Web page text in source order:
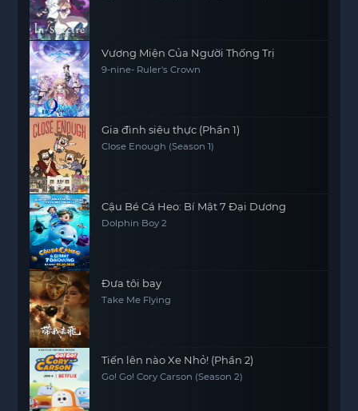
Vương Miện Của Người Thống Trị
9-nine- Ruler's Crown
Gia đình siêu thực (Phần 1)
Close Enough (Season 1)
Cậu Bé Cá Heo: Bí Mật 7 Đại Dương
Dolphin Boy 2
Đưa tôi bay
Take Me Flying
Tiến lên nào Xe Nhỏ! (Phần 2)
Go! Go! Cory Carson (Season 2)